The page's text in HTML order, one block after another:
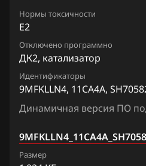
Citroen
Dacia
Daewoo
DAF
Dodge
M45
M56
Q50
QX50, EX35
3GIPBNJ_1CG781_SH705513N
3TFJLN9_1CG210_SH705513N
Нормы токсичности
E2
Отключено программно
ДК2, катализатор
Идентификаторы
9MFKLLN4, 11CA4A,
Динамичная версия ПО
Размер